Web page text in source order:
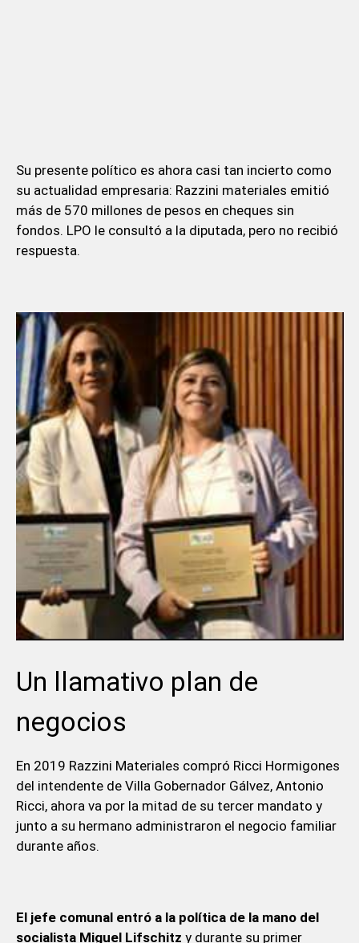
Su presente político es ahora casi tan incierto como
su actualidad empresaria: Razzini materiales emitió
más de 570 millones de pesos en cheques sin
fondos. LPO le consultó a la diputada, pero no recibió
respuesta.
Un llamativo plan de
negocios
En 2019 Razzini Materiales compró Ricci Hormigones
del intendente de Villa Gobernador Gálvez, Antonio
Ricci, ahora va por la mitad de su tercer mandato y
junto a su hermano administraron el negocio familiar
durante años.
El jefe comunal entró a la política de la mano del
socialista Miguel Lifschitz y durante su primer